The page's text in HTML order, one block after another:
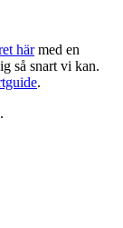
härmed en
så snart vi kan.
.